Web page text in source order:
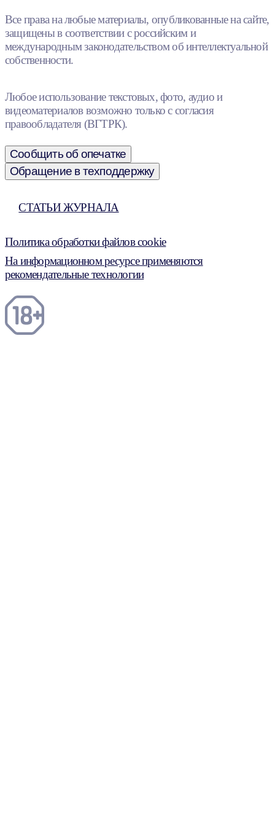
Все права на любые материалы, опубликованные на сайте,
защищены в соответствии с российским и
международным законодательством об интеллектуальной
собственности.
Любое использование текстовых, фото, аудио и
видеоматериалов возможно только с согласия
правообладателя (ВГТРК).
Сообщить об опечатке
Обращение в техподдержку
СТАТЬИ ЖУРНАЛА
Политика обработки файлов cookie
На информационном ресурсе применяются
рекомендательные технологии